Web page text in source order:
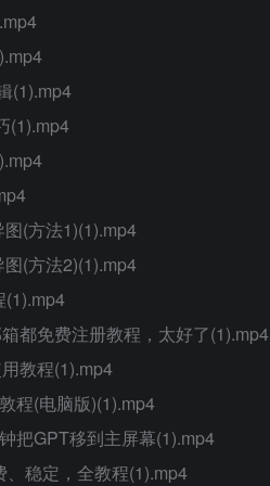
(1).mp4
(1).mp4
(方法1)(1).mp4
(方法2)(1).mp4
(1).mp4
都免费注册教程，太好了(1).mp4
教程(1).mp4
程(电脑版)(1).mp4
把GPT移到主屏幕(1).mp4
稳定，全教程(1).mp4